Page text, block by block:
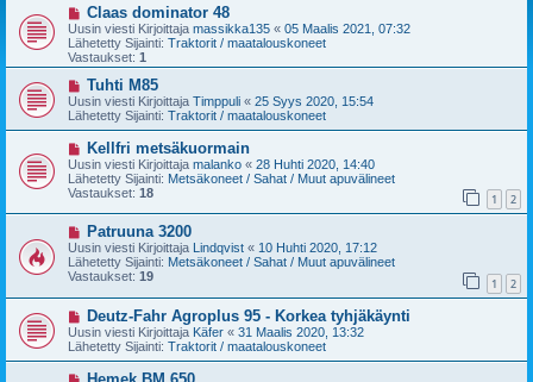
U
u
s
i
v
s
t
Claas dominator 48
Uusin viesti Kirjoittaja massikka135 « 05 Maalis 2021, 07:32
Lähetetty Sijainti: Traktorit / maatalouskoneet
Vastaukset: 1
U
u
s
i
v
e
s
t
i
Tuhti M85
Uusin viesti Kirjoittaja Timppuli « 25 Syys 2020, 15:54
Lähetetty Sijainti: Traktorit / maatalouskoneet
U
u
s
i
v
i
s
t
i
Kellfri metsäkuormain
Uusin viesti Kirjoittaja malanko « 28 Huhti 2020, 14:40
Lähetetty Sijainti: Metsäkoneet / Sahat / Muut apuvälineet
Vastaukset: 18 1 2
U
u
s
i
v
i
e
s
t
Patruuna 3200
Uusin viesti Kirjoittaja Lindqvist « 10 Huhti 2020, 17:12
Lähetetty Sijainti: Metsäkoneet / Sahat / Muut apuvälineet
Vastaukset: 19 1 2
U
u
s
i
v
Deutz-Fahr Agroplus 95 - Korkea tyhjäkäynti
Uusin viesti Kirjoittaja Käfer « 31 Maalis 2020, 13:32
Lähetetty Sijainti: Traktorit / maatalouskoneet
U